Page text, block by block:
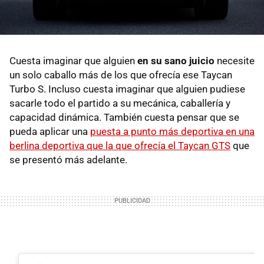
Cuesta imaginar que alguien en su sano juicio necesite
un solo caballo más de los que ofrecía ese Taycan
Turbo S. Incluso cuesta imaginar que alguien pudiese
sacarle todo el partido a su mecánica, caballería y
capacidad dinámica. También cuesta pensar que se
pueda aplicar una puesta a punto más deportiva en una
berlina deportiva que la que ofrecía el Taycan GTS que
se presentó más adelante.